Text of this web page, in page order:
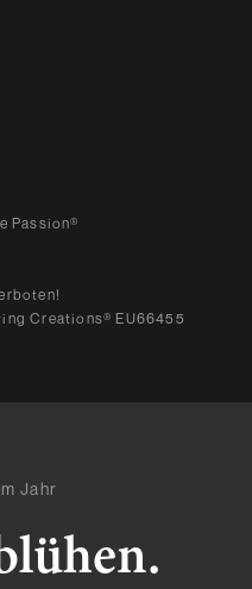
Passion®
Creations® EU66455
Jahr